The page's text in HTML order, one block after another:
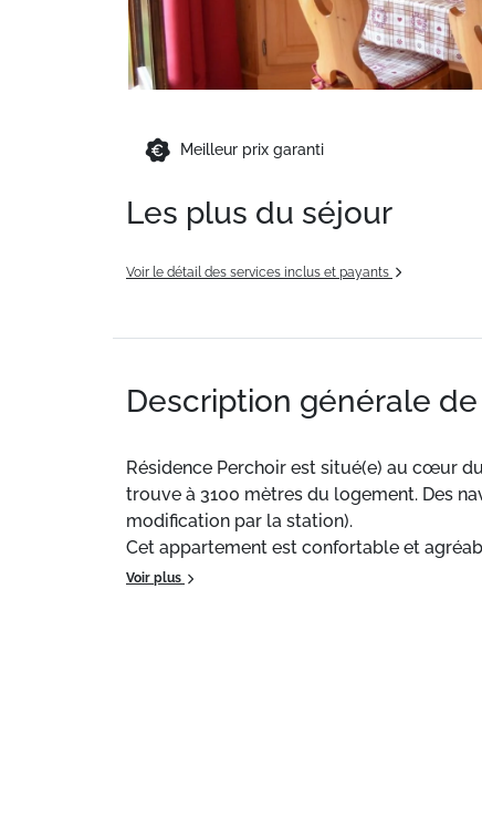
Meilleur prix garanti
Les plus du séjour
Voir le détail des services inclus et payants
Description générale
Résidence Perchoir est situé(e) au cœur
trouve à 3100 mètres du logement. Des
modification par la station).
Cet appartement est confortable et
Voir plus